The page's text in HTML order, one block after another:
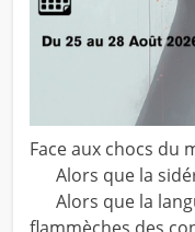
Face aux chocs du
Alors que la
Alors que la